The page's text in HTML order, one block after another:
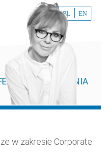
PL EN
WYDARZENIA
w zakresie Corporate